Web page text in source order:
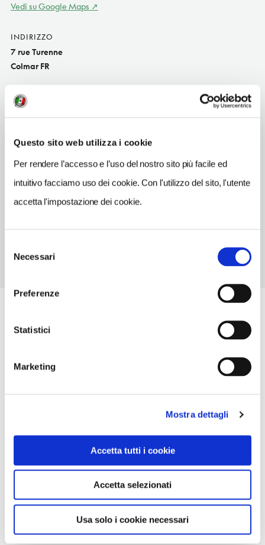
Questo sito web utilizza i cookie
Per rendere l’accesso e l’uso del nostro sito più facile ed
intuitivo facciamo uso dei cookie. Con l'utilizzo del sito, l'utente
accetta l'impostazione dei cookie.
delNecessari
Preferenze
Statistici
Marketing
Mostra dettagli
Accetta tutti i cookie
Accetta selezionati
Usa solo i cookie necessari
Vedi su Google Maps
INDIRIZZO
7 rue Turenne
Colmar FR
www.hotel-le-colombier.fr
info@hotel-le-colombier.fr
TELEFONO
389239600
NUMERO CAMERE